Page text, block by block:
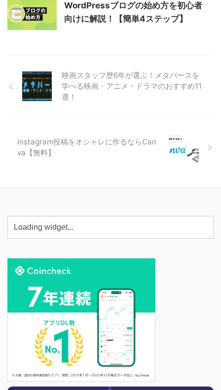
WordPressブログの始め方を初心者
向けに解説！【簡単4ステップ】
映画スタッフ歴6年が選ぶ！メタバースを
学べる映画・アニメ・ドラマのおすすめ11
選！
Instagram投稿をオシャレに作るならCan
va【無料】